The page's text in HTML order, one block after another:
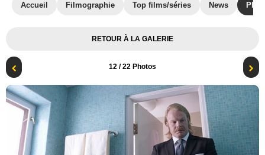
Accueil Filmographie Top films/séries News
RETOUR À LA GALERIE
12 / 22 Photos